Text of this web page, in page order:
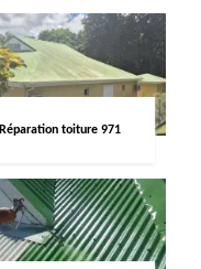
Réparation toiture 971